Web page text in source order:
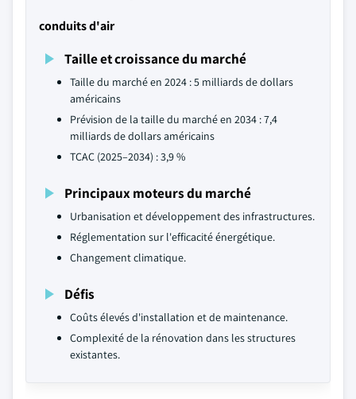
conduits d'air
Taille et croissance du marché
Taille du marché en 2024 : 5 milliards de dollars
américains
Prévision de la taille du marché en 2034 : 7,4
milliards de dollars américains
TCAC (2025–2034) : 3,9 %
Principaux moteurs du marché
Urbanisation et développement des infrastructures.
Réglementation sur l'efficacité énergétique.
Changement climatique.
Défis
Coûts élevés d'installation et de maintenance.
Complexité de la rénovation dans les structures
existantes.